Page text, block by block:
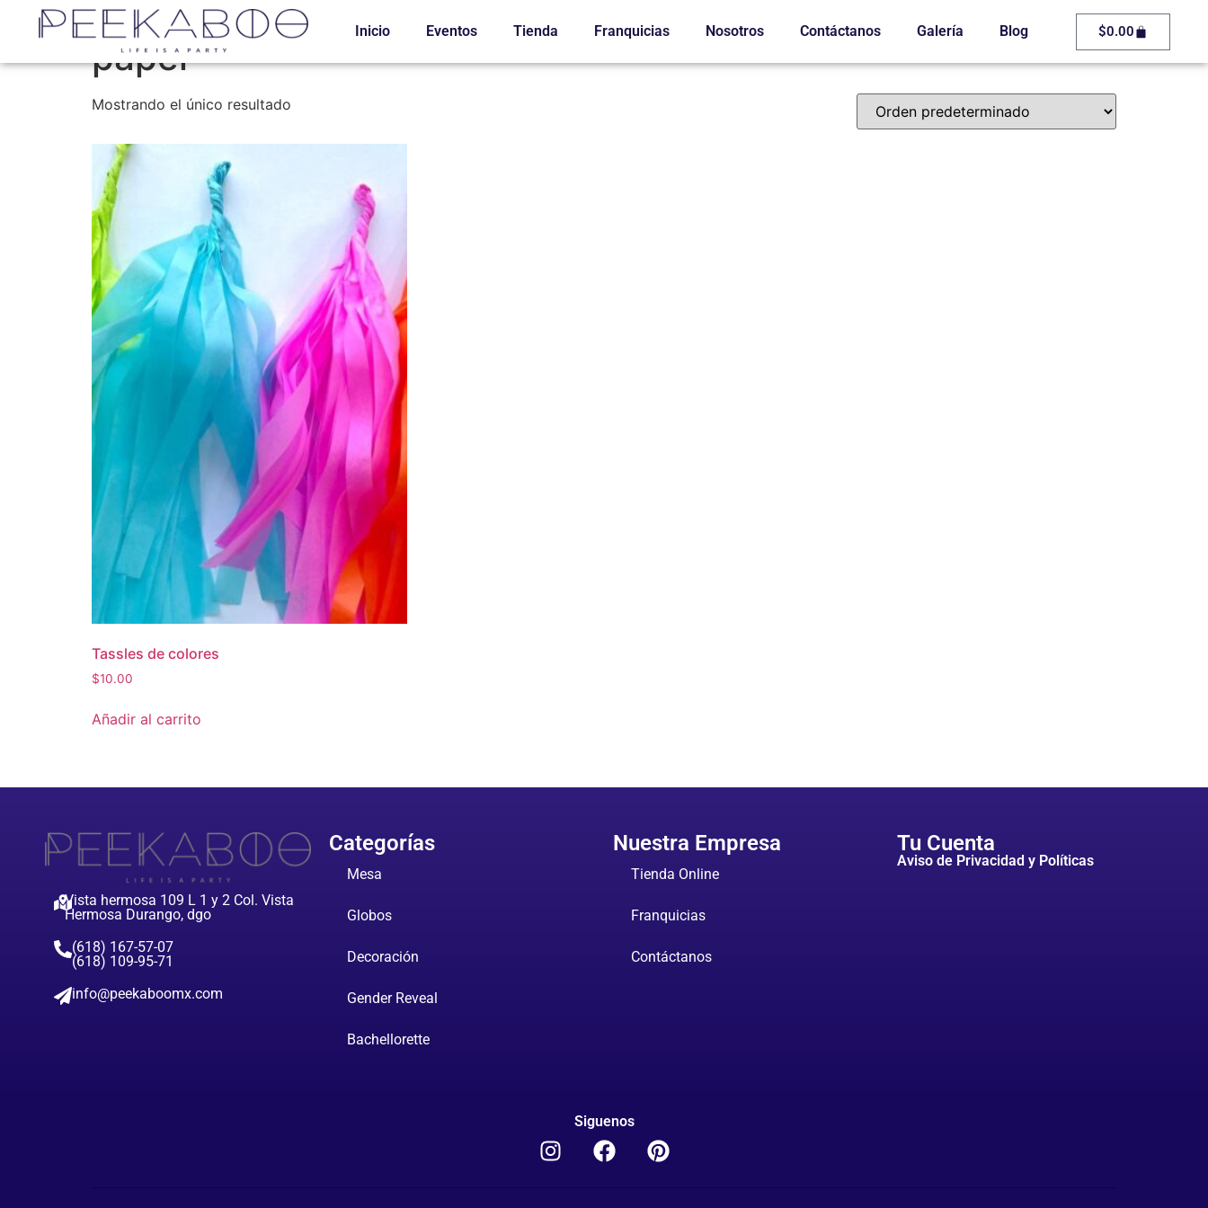
Inicio Eventos Tienda Franquicias Nosotros Contáctanos Galería Blog $0.00
Inicio / Productos etiquetados “papel”
papel
Mostrando el único resultado
Tassles de colores
$10.00
Añadir al carrito
Vista hermosa 109 L 1 y 2 Col. Vista
Hermosa Durango, dgo
(618) 167-57-07
(618) 109-95-71
info@peekaboomx.com
Categorías
Mesa
Globos
Decoración
Gender Reveal
Bachellorette
Nuestra Empresa
Tienda Online
Franquicias
Contáctanos
Tu Cuenta
Aviso de Privacidad y Políticas
Siguenos